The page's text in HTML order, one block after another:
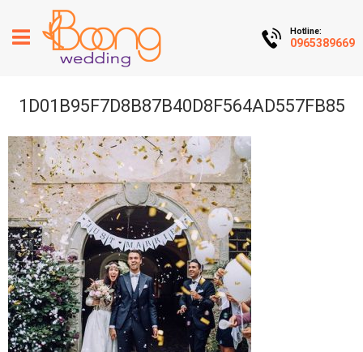
Hotline:
0965389669
1D01B95F7D8B87B40D8F564AD557FB85